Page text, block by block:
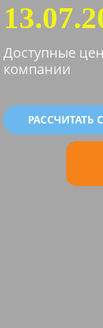
Доступные
компании
РАССЧИТАТЬ